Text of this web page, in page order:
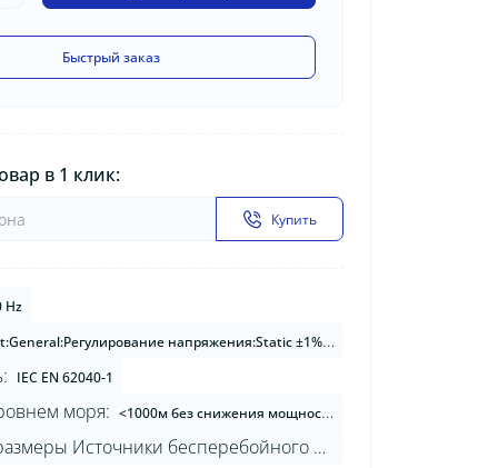
Быстрый заказ
в 1 клик:
Купить
Hz
10 минут, 150% в течение 30 секунд, >150% в течение 10 секунд; байпас: 150% постоянно, 1000% в течение 1 цикла», Удаленные коммуникационные порты:В комплекте: последовательный RS232 и USB; клеммный блок для вспомогательного контакта автоматического выключателя аккумуляторной батареи. Опции: входной клеммный блок (дистанционное аварийное отключение питания, дополнительный контакт выключателя внешнего сервисного байпаса, дополнительный контакт режима ДГУ), адаптер SNMP (Ethernet), Веб-интерфейс (Ethernet), ModBus-TCP/IP (Ethernet), ModBus-RTU (RS485), ModBus-RTU — PROFIBUS DP адаптер; релейная плата контактов SPDT; панель дистанционного мониторинга системы; программное обеспечение для управления Источники бесперебойного питания и отключения сервера, Обеспечение качества, охрана окружающей среды, безопасность труда и охрана здоровья:ISO 9001:2015, ISO 14001:2015, BS OHSAS 18001:2007
IEC EN 62040-1
моря: <1000м без снижения мощности , >1000м снижение мощности на 0,5% на каждые 100м
Габаритные размеры Источники бесперебойного питания Ш×Г×В, мм: